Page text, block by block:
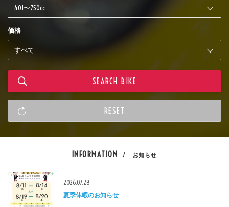
価格
INFORMATION / お知らせ
2026.07.28
夏季休暇のお知らせ